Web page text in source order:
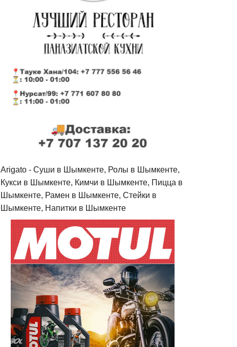
Arigato - Cуши в Шымкенте, Ролы в Шымкенте,
Кукси в Шымкенте, Кимчи в Шымкенте, Пицца в
Шымкенте, Рамен в Шымкенте, Стейки в
Шымкенте, Напитки в Шымкенте